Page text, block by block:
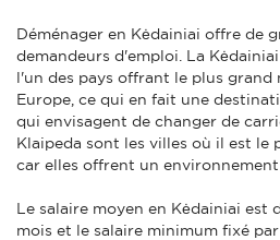
Déménager en Kėdainiai offre de
demandeurs d'emploi. La
l'un des pays offrant le plus grand
Europe, ce qui en fait une
qui envisagent de changer de
Klaipeda sont les villes où il est le
car elles offrent un
Le salaire moyen en Kėdainiai est
mois et le salaire minimum fixé